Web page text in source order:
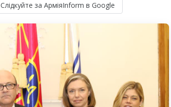
Слідкуйте за АрміяInform в Google